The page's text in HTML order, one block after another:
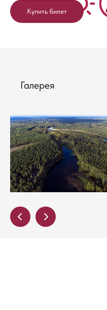
Купить билет
Галерея